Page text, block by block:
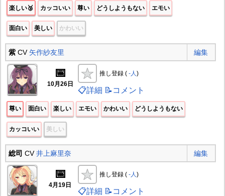
楽しい🥉 カッコいい 尊い どうしようもない エモい
面白い 美しい かわいい
紫CV 矢作紗友里 編集
📅
10月26日
推し登録 ( -人)
📋詳細 📝コメント
尊い 面白い 楽しい エモい かわいい どうしようもない
カッコいい 美しい
総司 CV井上麻里奈 編集
📅
4月19日
推し登録 ( -人)
📋詳細 📝コメント